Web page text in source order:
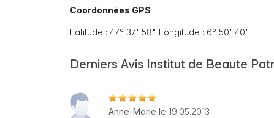
Coordonnées GPS
Latitude : 47° 37' 58" Longitude : 6° 50' 40"
Derniers Avis Institut de Beaute
Anne-Marie le 19.05.2013